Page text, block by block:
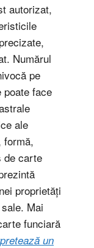
autorizat,
Numărul
pe
face
ale
formă,
de carte
proprietăți
Mai
funciară
un